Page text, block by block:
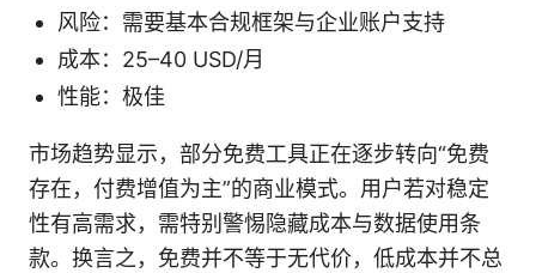
风险：需要基本合规框架与企业账户支持
成本：25–40 USD/月
性能：极佳
市场趋势显示，部分免费工具正在逐步转向“免费
存在，付费增值为主”的商业模式。用户若对稳定
性有高需求，需特别警惕隐藏成本与数据使用条
款。换言之，免费并不等于无代价，低成本并不总